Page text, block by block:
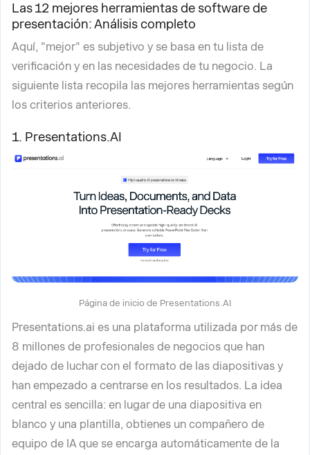
Las 12 mejores herramientas de software de
presentación: Análisis completo
Aquí, "mejor" es subjetivo y se basa en tu lista de
verificación y en las necesidades de tu negocio. La
siguiente lista recopila las mejores herramientas según
los criterios anteriores.
1. Presentations.AI
Página de inicio de Presentations.AI
Presentations.ai es una plataforma utilizada por más de
8 millones de profesionales de negocios que han
dejado de luchar con el formato de las diapositivas y
han empezado a centrarse en los resultados. La idea
central es sencilla: en lugar de una diapositiva en
blanco y una plantilla, obtienes un compañero de
equipo de IA que se encarga automáticamente de la